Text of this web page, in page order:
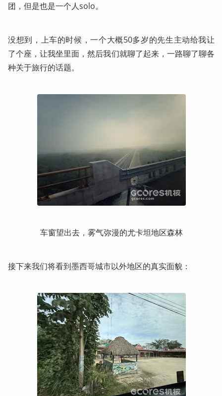
团，但是也是一个人solo。
没想到，上车的时候，一个大概50多岁的先生主动给我让
了个座，让我坐里面，然后我们就聊了起来，一路聊了聊各
种关于旅行的话题。
车窗望出去，雾气弥漫的尤卡坦地区森林
接下来我们将看到墨西哥城市以外地区的真实面貌：